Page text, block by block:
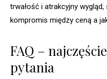
trwałość i atrakcyjny
kompromis między ceną a
FAQ –
pytania